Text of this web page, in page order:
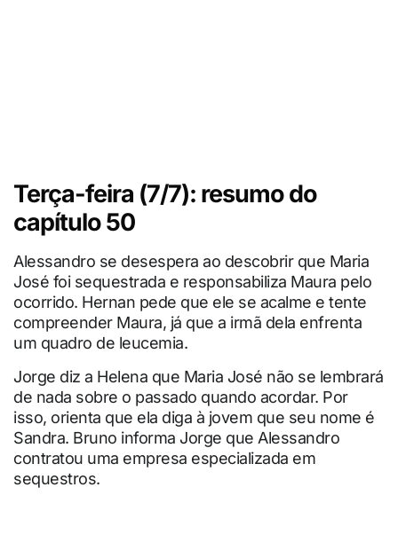
Terça-feira (7/7): resumo do
capítulo 50
Alessandro se desespera ao descobrir que Maria
José foi sequestrada e responsabiliza Maura pelo
ocorrido. Hernan pede que ele se acalme e tente
compreender Maura, já que a irmã dela enfrenta
um quadro de leucemia.
Jorge diz a Helena que Maria José não se lembrará
de nada sobre o passado quando acordar. Por
isso, orienta que ela diga à jovem que seu nome é
Sandra. Bruno informa Jorge que Alessandro
contratou uma empresa especializada em
sequestros.